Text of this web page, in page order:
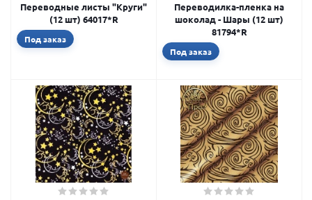
Переводные листы "Круги"
(12 шт) 64017*R
Под заказ
Переводилка-пленка на
шоколад - Шары (12 шт)
81794*R
Под заказ